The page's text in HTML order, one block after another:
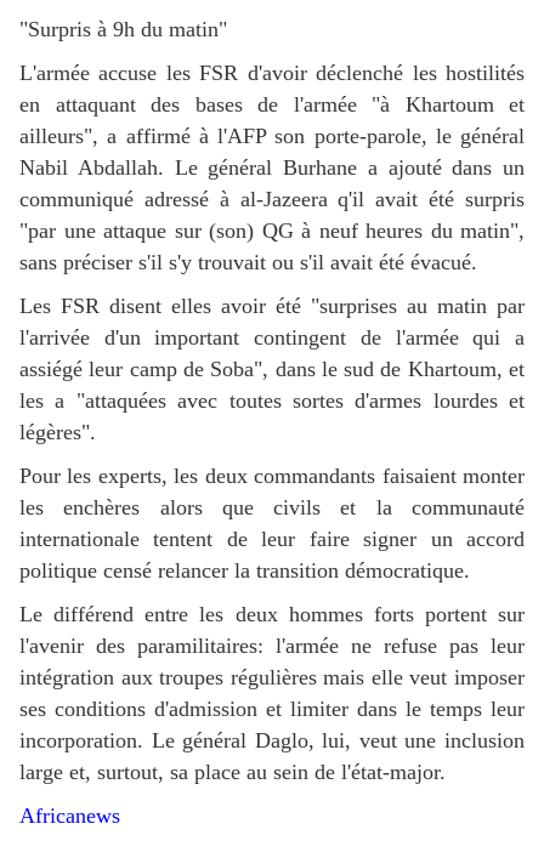
"Surpris à 9h du matin"
L'armée accuse les FSR d'avoir déclenché les hostilités
en attaquant des bases de l'armée "à Khartoum et
ailleurs", a affirmé à l'AFP son porte-parole, le général
Nabil Abdallah. Le général Burhane a ajouté dans un
communiqué adressé à al-Jazeera q'il avait été surpris
"par une attaque sur (son) QG à neuf heures du matin",
sans préciser s'il s'y trouvait ou s'il avait été évacué.
Les FSR disent elles avoir été "surprises au matin par
l'arrivée d'un important contingent de l'armée qui a
assiégé leur camp de Soba", dans le sud de Khartoum, et
les a "attaquées avec toutes sortes d'armes lourdes et
légères".
Pour les experts, les deux commandants faisaient monter
les enchères alors que civils et la communauté
internationale tentent de leur faire signer un accord
politique censé relancer la transition démocratique.
Le différend entre les deux hommes forts portent sur
l'avenir des paramilitaires: l'armée ne refuse pas leur
intégration aux troupes régulières mais elle veut imposer
ses conditions d'admission et limiter dans le temps leur
incorporation. Le général Daglo, lui, veut une inclusion
large et, surtout, sa place au sein de l'état-major.
Africanews